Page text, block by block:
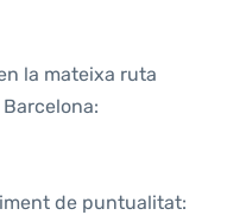
la mateixa ruta
de puntualitat: